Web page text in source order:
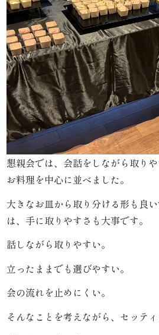
と
ボ
リ
ュ
ー
ム》
シ
ー
ズ
懇親会では、会話をしながら取り
お料理を中心に並べました。
大きなお皿から取り分ける形も良
は、手に取りやすさも大事です。
話しながら取りやすい。
立ったままでも選びやすい。
会の流れを止めにくい。
そんなことを考えながら、セッティ